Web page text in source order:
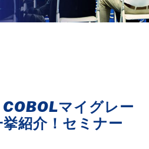
マイグレー
紹介！セミナー